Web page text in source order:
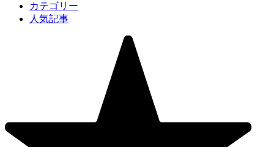
カテゴリー
人気記事